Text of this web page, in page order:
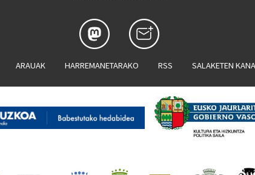
ARAUAK HARREMANETARAKO RSS SALAKETEN